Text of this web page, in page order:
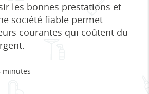
les bonnes prestations et
société fiable permet
courantes qui coûtent du
minutes